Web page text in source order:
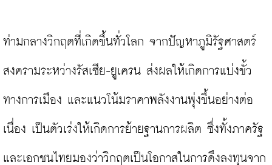
ท่ามกลางวิกฤตที่เกิดขึ้นทั่วโลก จากปัญหาภูมิรัฐศาสตร์
สงครามระหว่างรัสเซีย-ยูเครน ส่งผลให้เกิดการแบ่งขั้ว
ทางการเมือง และแนวโน้มราคาพลังงานพุ่งขึ้นอย่างต่อ
เนื่อง เป็นตัวเร่งให้เกิดการย้ายฐานการผลิต ซึ่งทั้งภาครัฐ
และเอกชนไทยมองว่าวิกฤตเป็นโอกาสในการดึงลงทุนจาก